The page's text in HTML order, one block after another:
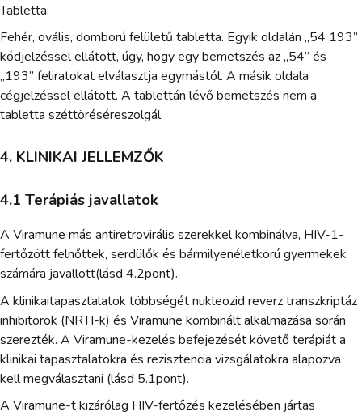
Tabletta.
Fehér, ovális, domború felületű tabletta. Egyik oldalán „54 193”
kódjelzéssel ellátott, úgy, hogy egy bemetszés az „54” és
„193” feliratokat elválasztja egymástól. A másik oldala
cégjelzéssel ellátott. A tablettán lévő bemetszés nem a
tabletta széttöréséreszolgál.
4. KLINIKAI JELLEMZŐK
4.1 Terápiás javallatok
A Viramune más antiretrovirális szerekkel kombinálva, HIV-1-
fertőzött felnőttek, serdülők és bármilyenéletkorú gyermekek
számára javallott(lásd 4.2pont).
A klinikaitapasztalatok többségét nukleozid reverz transzkriptáz
inhibitorok (NRTI-k) és Viramune kombinált alkalmazása során
szerezték. A Viramune-kezelés befejezését követő terápiát a
klinikai tapasztalatokra és rezisztencia vizsgálatokra alapozva
kell megválasztani (lásd 5.1pont).
A Viramune-t kizárólag HIV-fertőzés kezelésében jártas